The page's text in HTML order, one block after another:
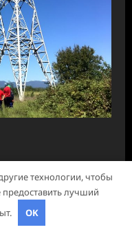
themes.
технологии, чтобы
лучший
OK